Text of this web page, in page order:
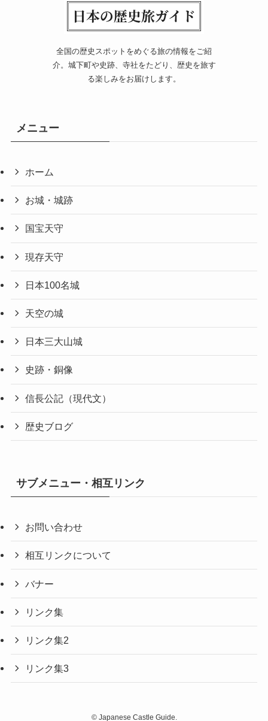
全国の歴史スポットをめぐる旅の情報をご紹
介。城下町や史跡、寺社をたどり、歴史を旅す
る楽しみをお届けします。
メニュー
ホーム
お城・城跡
国宝天守
現存天守
日本100名城
天空の城
日本三大山城
史跡・銅像
信長公記（現代文）
歴史ブログ
サブメニュー・相互リンク
お問い合わせ
相互リンクについて
バナー
リンク集
リンク集2
リンク集3
©Japanese Castle Guide.